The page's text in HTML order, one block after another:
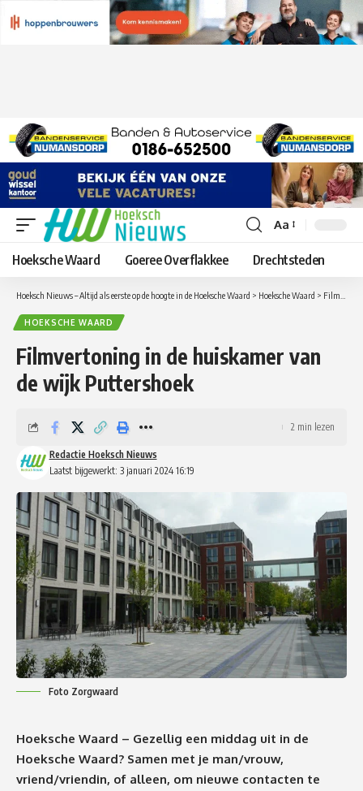
Lettergrootte
aanpassen
Aa
Hoeksche Waard Goeree Overflakkee Drechtsteden
Hoeksch Nieuws – Altijd als eerste op de hoogte in de Hoeksche Waard > Hoeksche Waard > Filmvertoning in de huiskamer van de wijk Puttershoek
HOEKSCHE WAARD
Filmvertoning in de huiskamer van
de wijk Puttershoek
Laatst bijgewerkt: 3 januari 2024 16:19
Redactie Hoeksch Nieuws
2 min lezen
Foto Zorgwaard
Hoeksche Waard – Gezellig een middag uit in de
Hoeksche Waard? Samen met je man/vrouw,
vriend/vriendin, of alleen, om nieuwe contacten te